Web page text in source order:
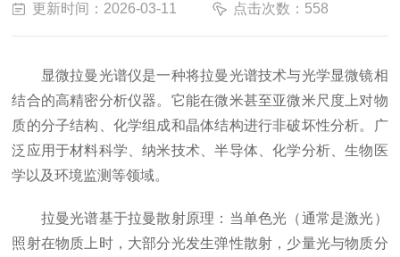
更新时间：2026-03-11 点击次数：558
显微拉曼光谱仪是一种将拉曼光谱技术与光学显微镜相
结合的高精密分析仪器。它能在微米甚至亚微米尺度上对物
质的分子结构、化学组成和晶体结构进行非破坏性分析。广
泛应用于材料科学、纳米技术、半导体、化学分析、生物医
学以及环境监测等领域。
拉曼光谱基于拉曼散射原理：当单色光（通常是激光）
照射在物质上时，大部分光发生弹性散射，少量光与物质分